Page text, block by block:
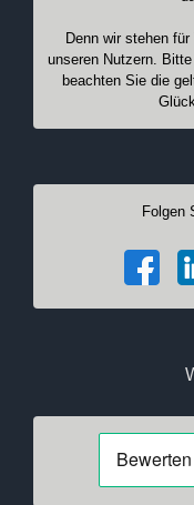
Denn wir stehen
unseren Nutzern.
beachten Sie die
Folgen